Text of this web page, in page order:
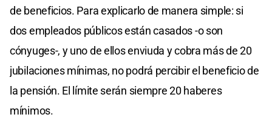
de beneficios. Para explicarlo de manera simple: si
dos empleados públicos están casados -o son
cónyuges-, y uno de ellos enviuda y cobra más de 20
jubilaciones mínimas, no podrá percibir el beneficio de
la pensión. El límite serán siempre 20 haberes
mínimos.